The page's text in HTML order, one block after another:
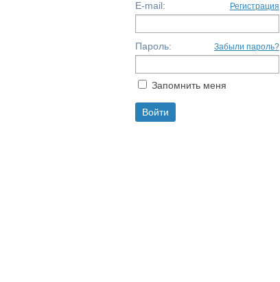
E-mail: Регистрация
Пароль: Забыли пароль?
Запомнить меня